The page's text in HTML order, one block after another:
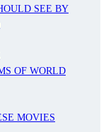
SEE BY
OF WORLD
MOVIES